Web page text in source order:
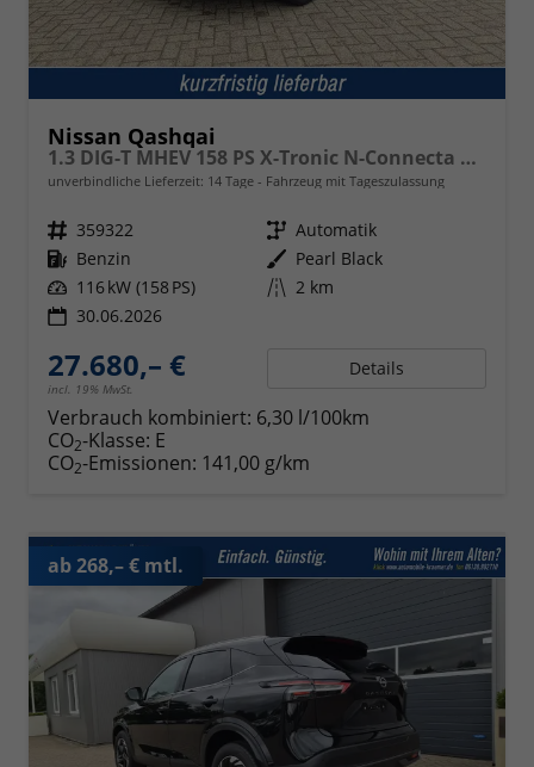
Nissan Qashqai
1.3 DIG-T MHEV 158 PS X-Tronic N-Connecta Teil-Leder PanoGlasdach Klimaautomatik Sitzheizung Lenkradheizung Navi ACC PDC v+h 360°Kamera DAB Bluetooth Touchscreen Apple CarPlay Android Auto 18"LM
unverbindliche Lieferzeit: 14 Tage Fahrzeug mit Tageszulassung
Fahrzeugnr. 359322 Getriebe Automatik
Kraftstoff Benzin Außenfarbe Pearl Black
Leistung 116 kW (158 PS) Kilometerstand 2 km
30.06.2026
27.680,– €
incl. 19% MwSt.
Details
Verbrauch kombiniert: 6,30 l/100km
CO2-Klasse: E
CO2-Emissionen: 141,00 g/km
ab 268,– € mtl.